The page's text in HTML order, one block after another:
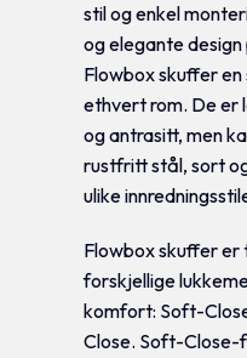
stil og enkel
og elegante
Flowbox skuffer
ethvert rom. De er
og antrasitt, men
rustfritt stål, sort
ulike
Flowbox skuffer
forskjellige
komfort: Soft-
Close. Soft-Close-